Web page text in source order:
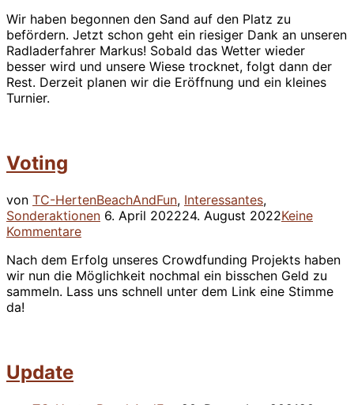
Wir haben begonnen den Sand auf den Platz zu
befördern. Jetzt schon geht ein riesiger Dank an unseren
Radladerfahrer Markus! Sobald das Wetter wieder
besser wird und unsere Wiese trocknet, folgt dann der
Rest. Derzeit planen wir die Eröffnung und ein kleines
Turnier.
Voting
von TC-HertenBeachAndFun, Interessantes,
SonderaktionenVeröffentlicht
6. April 202224. August 2022Keine
Kommentare
Nach dem Erfolg unseres Crowdfunding Projekts haben
wir nun die Möglichkeit nochmal ein bisschen Geld zu
sammeln. Lass uns schnell unter dem Link eine Stimme
da!
Update